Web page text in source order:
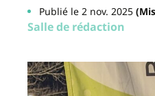
Publié le 2 nov. 2025
Salle de rédaction